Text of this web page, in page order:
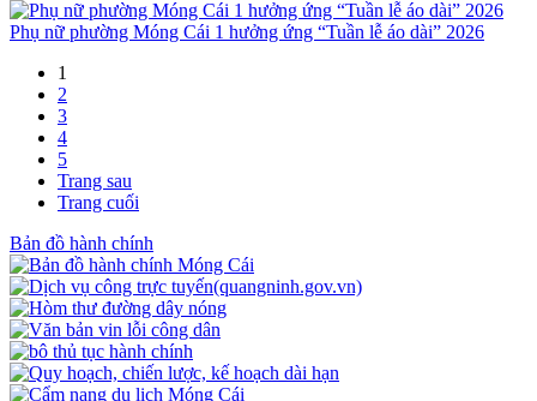
Phụ nữ phường Móng Cái 1 hưởng ứng “Tuần lễ áo dài” 2026
1
2
3
4
5
Trang sau
Trang cuối
Bản đồ hành chính